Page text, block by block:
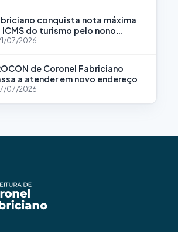
conquista nota máxima
ICMS do turismo pelo nono
07/2026
de Coronel Fabriciano
a atender em novo endereço
07/2026